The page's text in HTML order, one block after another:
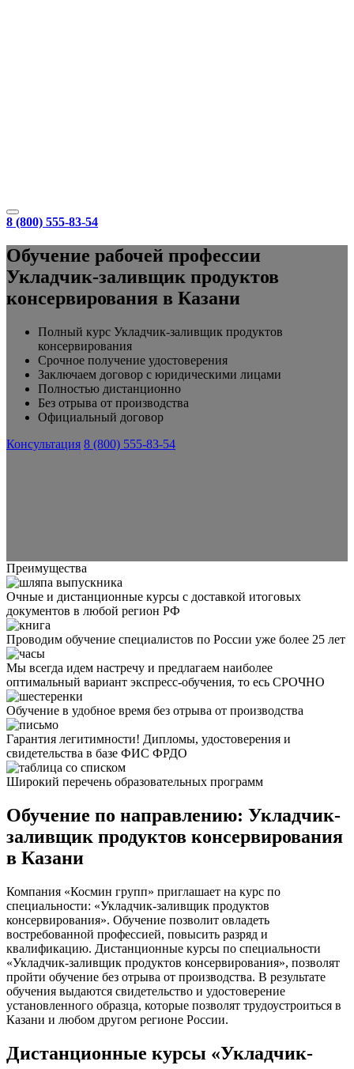
8 (800) 555-83-54
Обучение рабочей профессии
Укладчик-заливщик продуктов
консервирования в Казани
Полный курс Укладчик-заливщик продуктов
консервирования
Срочное получение удостоверения
Заключаем договор с юридическими лицами
Полностью дистанционно
Без отрыва от производства
Официальный договор
Консультация 8 (800) 555-83-54
Преимущества
Очные и дистанционные курсы с доставкой итоговых
документов в любой регион РФ
Проводим обучение специалистов по России уже более 25 лет
Мы всегда идем настречу и предлагаем наиболее
оптимальный вариант экспресс-обучения, то есь СРОЧНО
Обучение в удобное время без отрыва от производства
Гарантия легитимности! Дипломы, удостоверения и
свидетельства в базе ФИС ФРДО
Широкий перечень образовательных программ
Обучение по направлению: Укладчик-
заливщик продуктов консервирования
в Казани
Компания «Космин групп» приглашает на курс по
специальности: «Укладчик-заливщик продуктов
консервирования». Обучение позволит овладеть
востребованной профессией, повысить разряд и
квалификацию. Дистанционные курсы по специальности
«Укладчик-заливщик продуктов консервирования», позволят
пройти обучение без отрыва от производства. В результате
обучения выдаются свидетельство и удостоверение
установленного образца, которые позволят трудоустроиться в
Казани и любом другом регионе России.
Дистанционные курсы «Укладчик-